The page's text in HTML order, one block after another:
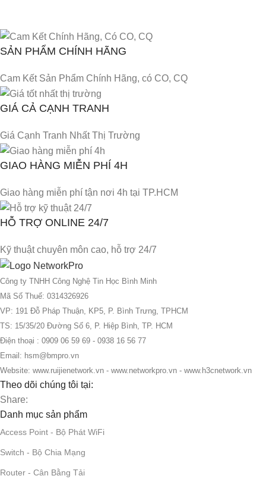
SẢN PHẨM CHÍNH HÃNG
Cam Kết Sản Phẩm Chính Hãng, có CO, CQ
GIÁ CẢ CẠNH TRANH
Giá Cạnh Tranh Nhất Thị Trường
GIAO HÀNG MIỄN PHÍ 4H
Giao hàng miễn phí tận nơi 4h tại TP.HCM
HỖ TRỢ ONLINE 24/7
Kỹ thuật chuyên môn cao, hỗ trợ 24/7
Công ty TNHH Công Nghệ Tin Học Bình Minh
Mã Số Thuế: 0314326926
VP: 191 Đỗ Pháp Thuận, KP5, P. Bình Trưng, TPHCM
TS: 15/35/20 Đường Số 6, P. Hiệp Bình, TP. HCM
Điện thoại : 0909 06 59 69 - 0938 16 56 77
Email: hsm@bmpro.vn
Website: www.ruijienetwork.vn - www.networkpro.vn - www.h3cnetwork.vn
Theo dõi chúng tôi tại:
Share:
Danh mục sản phẩm
Access Point - Bộ Phát WiFi
Switch - Bộ Chia Mạng
Router - Cân Bằng Tải